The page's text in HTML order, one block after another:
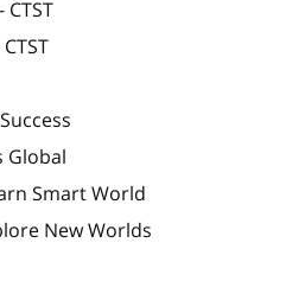
Global
Smart World
New Worlds